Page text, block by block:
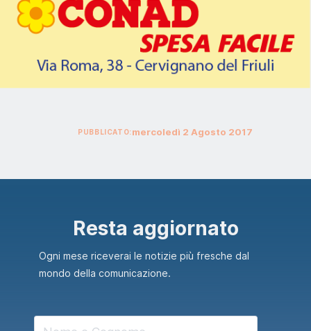
PUBBLICATO:mercoledì 2 Agosto 2017
Resta aggiornato
Ogni mese riceverai le notizie più fresche dal
mondo della comunicazione.